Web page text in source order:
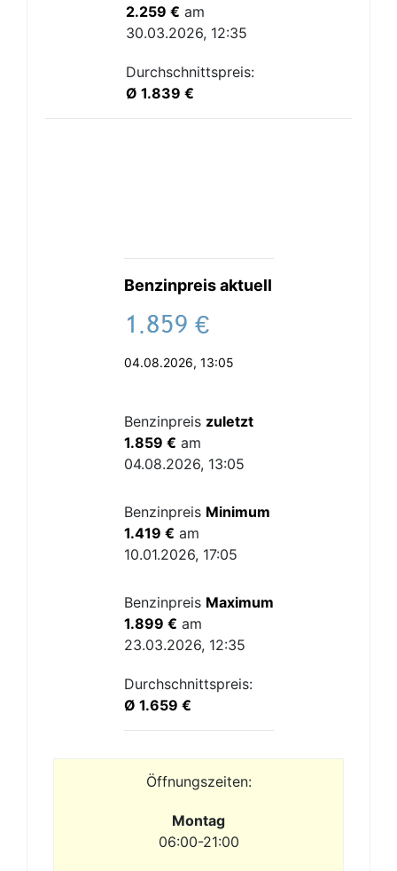
2.259 € am
30.03.2026, 12:35
Durchschnittspreis:
Ø 1.839 €
Benzinpreis aktuell
. €
04.08.2026, 13:05
Benzinpreis zuletzt
1.859 € am
04.08.2026, 13:05
Benzinpreis Minimum
1.419 € am
10.01.2026, 17:05
Benzinpreis Maximum
1.899 € am
23.03.2026, 12:35
Durchschnittspreis:
Ø 1.659 €
Öffnungszeiten:
Montag
06:00-21:00